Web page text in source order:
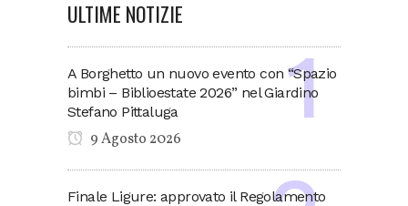
ULTIME NOTIZIE
A Borghetto un nuovo evento con “Spazio
bimbi – Biblioestate 2026” nel Giardino
Stefano Pittaluga
9 Agosto 2026
Finale Ligure: approvato il Regolamento